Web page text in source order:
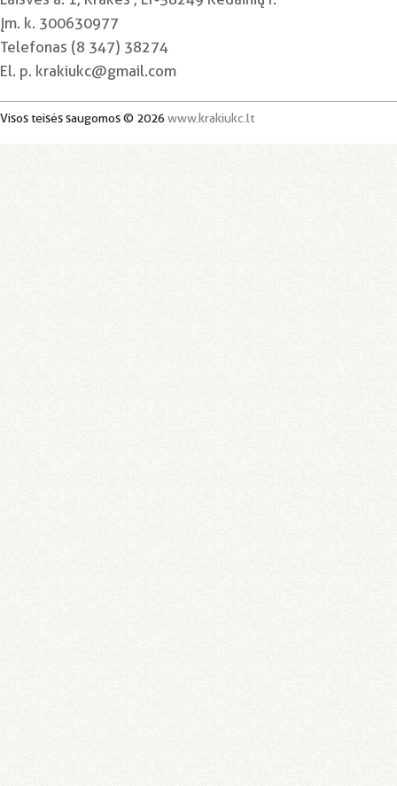
Įm. k. 300630977
Telefonas (8 347) 38274
El. p. krakiukc@gmail.com
Visos teisės saugomos © 2026 www.krakiukc.lt